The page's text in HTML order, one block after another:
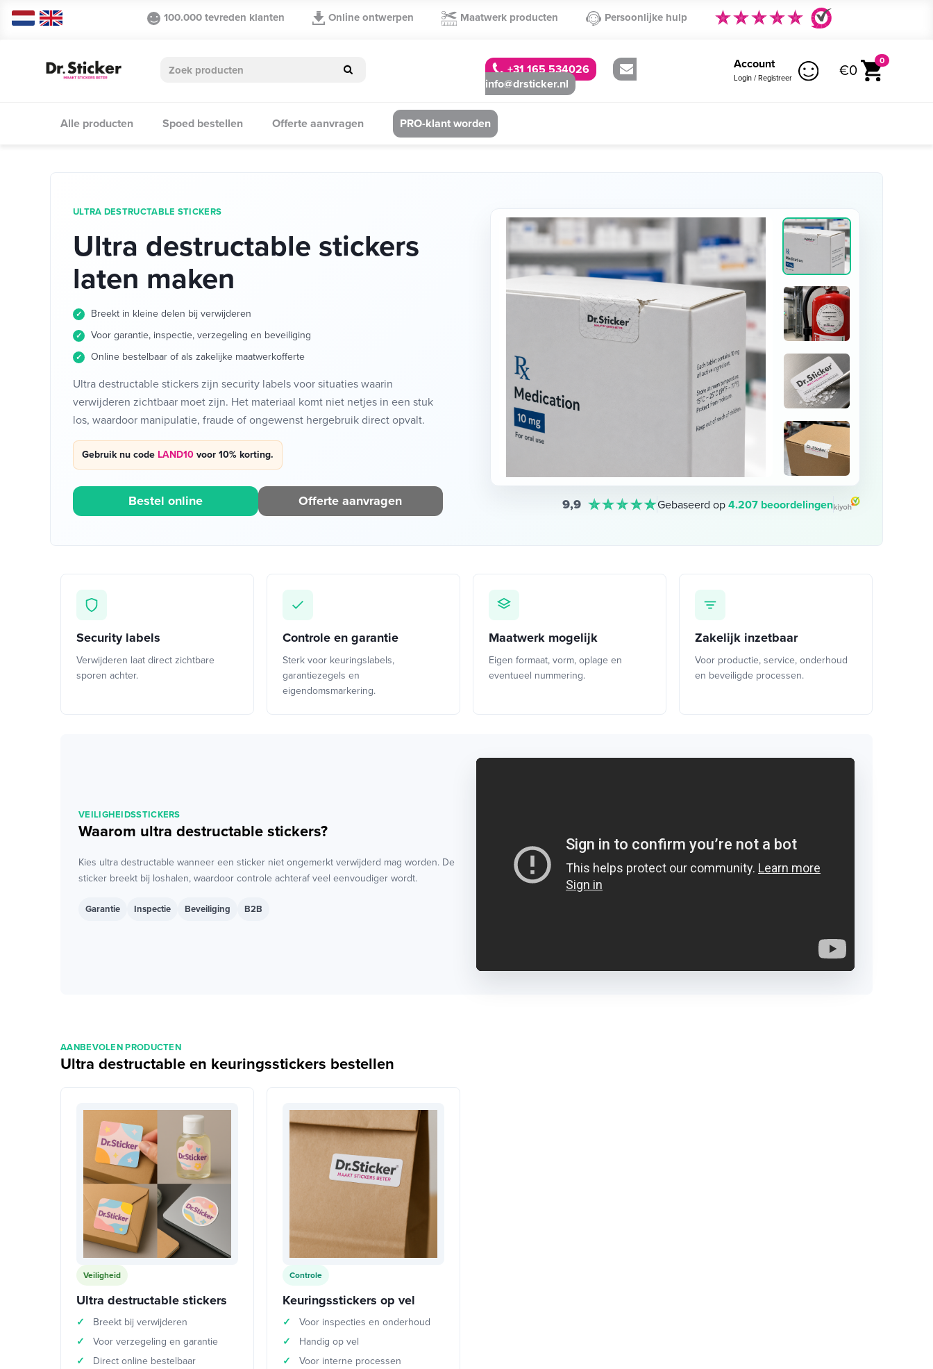
100.000 tevreden klanten Online ontwerpen Maatwerk producten Persoonlijke hulp
+31 165 534026
info@drsticker.nl
Account
Login / Registreer €0 0
Alle producten Spoed bestellen Offerte aanvragen PRO-klant worden
ULTRA DESTRUCTABLE STICKERS
Ultra destructable stickers
laten maken
Breekt in kleine delen bij verwijderen
Voor garantie, inspectie, verzegeling en beveiliging
Online bestelbaar of als zakelijke maatwerkofferte
Ultra destructable stickers zijn security labels voor situaties waarin
verwijderen zichtbaar moet zijn. Het materiaal komt niet netjes in een stuk
los, waardoor manipulatie, fraude of ongewenst hergebruik direct opvalt.
Gebruik nu code LAND10voor 10% korting.
Bestel online Offerte aanvragen 9,9 Gebaseerd op4.207 beoordelingen
Security labels
Verwijderen laat direct zichtbare
sporen achter.
Controle en garantie
Sterk voor keuringslabels,
garantiezegels en
eigendomsmarkering.
Maatwerk mogelijk
Eigen formaat, vorm, oplage en
eventueel nummering.
Zakelijk inzetbaar
Voor productie, service, onderhoud
en beveiligde processen.
VEILIGHEIDSSTICKERS
Waarom ultra destructable stickers?
Kies ultra destructable wanneer een sticker niet ongemerkt verwijderd mag worden. De
sticker breekt bij loshalen, waardoor controle achteraf veel eenvoudiger wordt.
Garantie Inspectie Beveiliging B2B
AANBEVOLEN PRODUCTEN
Ultra destructable en keuringsstickers bestellen
Veiligheid
Ultra destructable stickers
Breekt bij verwijderen
Voor verzegeling en garantie
Direct online bestelbaar
Controle
Keuringsstickers op vel
Voor inspecties en onderhoud
Handig op vel
Voor interne processen